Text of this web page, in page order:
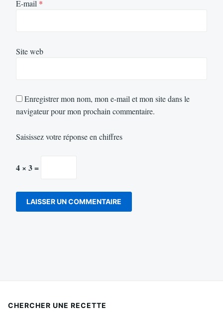
E-mail *
Site web
Enregistrer mon nom, mon e-mail et mon site dans le
navigateur pour mon prochain commentaire.
Saisissez votre réponse en chiffres
4 × 3 =
CHERCHER UNE RECETTE